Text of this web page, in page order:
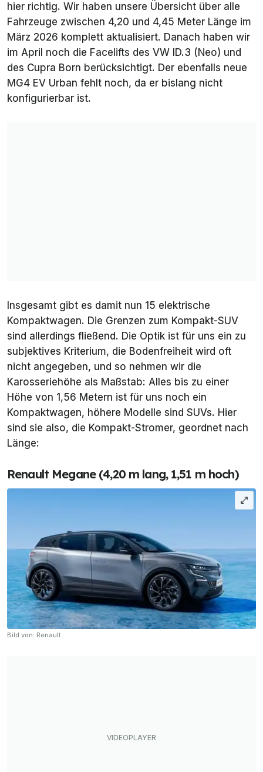
hier richtig. Wir haben unsere Übersicht über alle
Fahrzeuge zwischen 4,20 und 4,45 Meter Länge im
März 2026 komplett aktualisiert. Danach haben wir
im April noch die Facelifts des VW ID.3 (Neo) und
des Cupra Born berücksichtigt. Der ebenfalls neue
MG4 EV Urban fehlt noch, da er bislang nicht
konfigurierbar ist.
Insgesamt gibt es damit nun 15 elektrische
Kompaktwagen. Die Grenzen zum Kompakt-SUV
sind allerdings fließend. Die Optik ist für uns ein zu
subjektives Kriterium, die Bodenfreiheit wird oft
nicht angegeben, und so nehmen wir die
Karosseriehöhe als Maßstab: Alles bis zu einer
Höhe von 1,56 Metern ist für uns noch ein
Kompaktwagen, höhere Modelle sind SUVs. Hier
sind sie also, die Kompakt-Stromer, geordnet nach
Länge:
Renault Megane (4,20 m lang, 1,51 m hoch)
Bild von: Renault